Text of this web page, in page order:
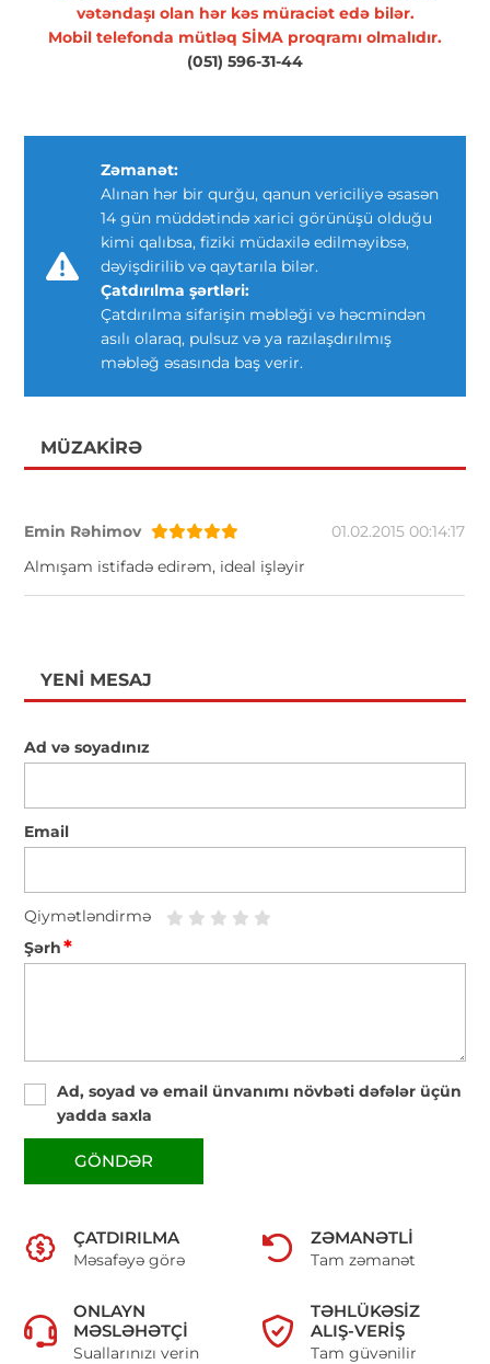
vətəndaşı olan hər kəs müraciət edə bilər.
Mobil telefonda mütləq SİMA proqramı olmalıdır.
(051) 596-31-44
Zəmanət:
Alınan hər bir qurğu, qanun vericiliyə əsasən
14 gün müddətində xarici görünüşü olduğu
kimi qalıbsa, fiziki müdaxilə edilməyibsə,
dəyişdirilib və qaytarıla bilər.
Çatdırılma şərtləri:
Çatdırılma sifarişin məbləği və həcmindən
asılı olaraq, pulsuz və ya razılaşdırılmış
məbləğ əsasında baş verir.
MÜZAKIRƏ
Emin Rəhimov
01.02.2015 00:14:17
Almışam istifadə edirəm, ideal işləyir
YENI MESAJ
Ad və soyadınız
Email
Qiymətləndirmə
Şərh*
Ad, soyad və email ünvanımı növbəti dəfələr üçün
yadda saxla
GÖNDƏR
ÇATDIRILMA
Məsafəyə görə
ZƏMANƏTLI
Tam zəmanət
ONLAYN
MƏSLƏHƏTÇI
Suallarınızı verin
TƏHLÜKƏSIZ
ALIŞ-VERIŞ
Tam güvənilir